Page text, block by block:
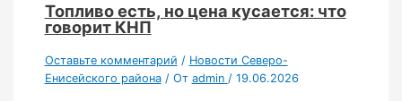
Топливо есть, но цена кусается: что
говорит КНП
Оставьте комментарий / Новости Северо-
Енисейского района/ От admin / 19.06.2026